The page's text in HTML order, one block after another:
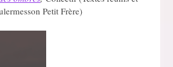
Petit Frère)